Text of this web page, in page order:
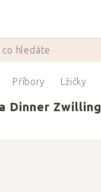
Příbory Lžičky
Dinner Zwilling